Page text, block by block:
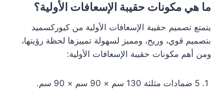
ما هي مكونات حقيبة الإسعافات الأولية؟
يتمتع تصميم حقيبة الإسعافات الأولية من كيوركسميد
بتصميم قوي، وريح، ومميز لسهولة تمييزها لحظة رؤيتها،
ومن أهم مكونات حقيبة الإسعافات الأولية: